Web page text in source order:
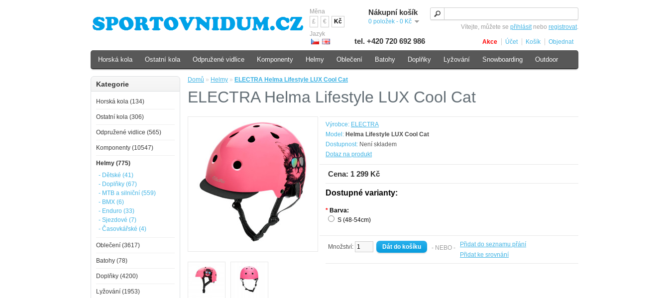
Jazyk
Měna
£
€ Kč
Nákupní košík
0 položek - 0 Kč
Vítejte, můžete se přihlásitnebo registrovat.
tel. +420 720 692 986 Akce Účet Košík Objednat
Domů » Helmy » ELECTRA Helma Lifestyle LUX Cool Cat
ELECTRA Helma Lifestyle LUX Cool Cat
Výrobce: ELECTRA
Model: Helma Lifestyle LUX Cool Cat
Dostupnost: Není skladem
Dotaz na produkt
Cena: 1 299 Kč
Dostupné varianty:
* Barva:
S (48-54cm)
Množství: - NEBO -
Přidat do seznamu přání
Přidat ke srovnání
Kategorie
Horská kola (134)
Ostatní kola (306)
Odpružené vidlice (565)
Komponenty (10547)
Helmy (775)
- Dětské (41)
- Doplňky (67)
- MTB a silniční (559)
- BMX (6)
- Enduro (33)
- Sjezdové (7)
- Časovkářské (4)
Oblečení (3617)
Batohy (78)
Doplňky (4200)
Lyžování (1953)
Horská kola Ostatní kola Odpružené vidlice Komponenty Helmy Oblečení Batohy Doplňky Lyžování Snowboarding Outdoor